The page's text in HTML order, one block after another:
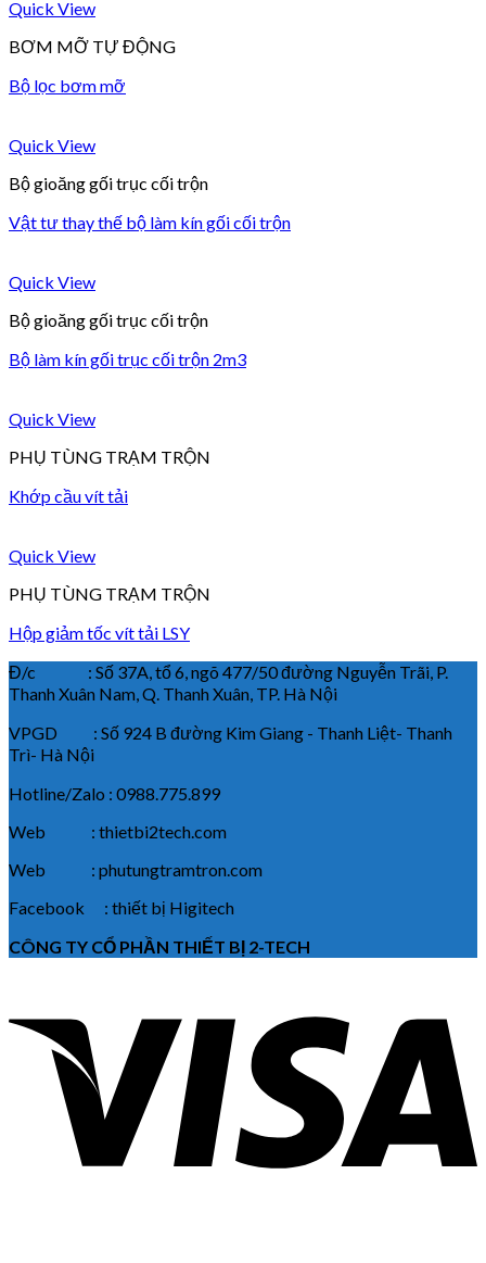
Quick View
BƠM MỠ TỰ ĐỘNG
Bộ lọc bơm mỡ
Quick View
Bộ gioăng gối trục cối trộn
Vật tư thay thế bộ làm kín gối cối trộn
Quick View
Bộ gioăng gối trục cối trộn
Bộ làm kín gối trục cối trộn 2m3
Quick View
PHỤ TÙNG TRẠM TRỘN
Khớp cầu vít tải
Quick View
PHỤ TÙNG TRẠM TRỘN
Hộp giảm tốc vít tải LSY
Đ/c : Số 37A, tổ 6, ngõ 477/50 đường Nguyễn Trãi, P.
Thanh Xuân Nam, Q. Thanh Xuân, TP. Hà Nội
VPGD : Số 924 B đường Kim Giang - Thanh Liệt- Thanh
Trì- Hà Nội
Hotline/Zalo : 0988.775.899
Web : thietbi2tech.com
Web : phutungtramtron.com
Facebook : thiết bị Higitech
CÔNG TY CỔ PHẦN THIẾT BỊ 2-TECH